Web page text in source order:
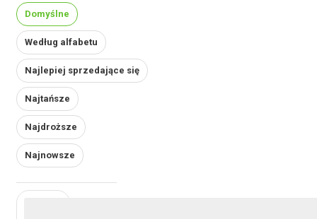
Domyślne
Według alfabetu
Najlepiej sprzedające się
Najtańsze
Najdroższe
Najnowsze